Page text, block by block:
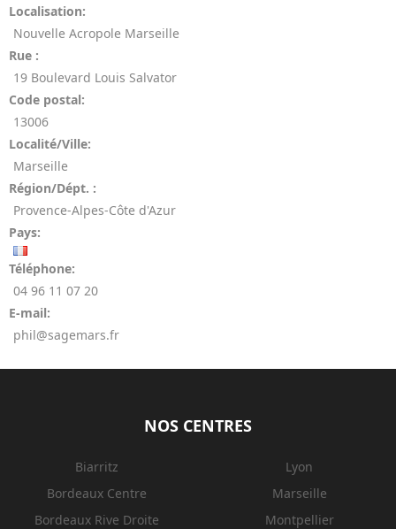
Localisation:
Nouvelle Acropole Marseille
Rue :
19 Boulevard Louis Salvator
Code postal:
13006
Localité/Ville:
Marseille
Région/Dépt. :
Provence-Alpes-Côte d'Azur
Pays:
Téléphone:
04 96 11 07 20
E-mail:
phil@sagemars.fr
NOS CENTRES
Biarritz
Bordeaux Centre
Bordeaux Rive Droite
Lyon
Marseille
Montpellier